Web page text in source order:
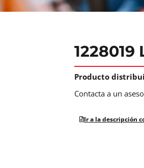
1228019
Producto
Contacta a un
Ir a la descripción